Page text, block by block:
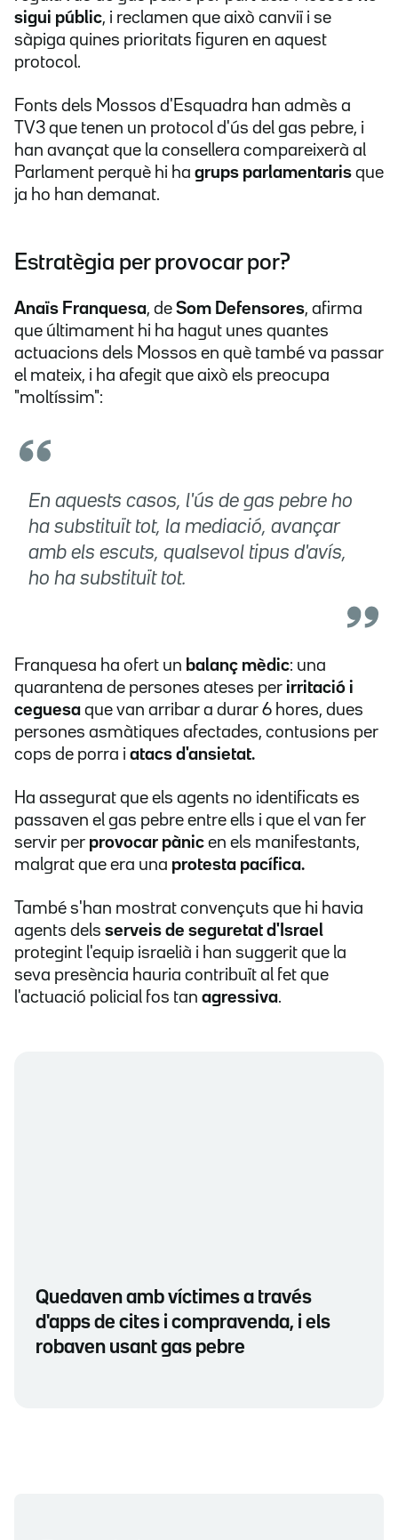
sigui públic, i reclamen que això canviï i se
sàpiga quines prioritats figuren en aquest
protocol.
Fonts dels Mossos d'Esquadra han admès a
TV3 que tenen un protocol d'ús del gas pebre, i
han avançat que la consellera compareixerà al
Parlament perquè hi ha grups parlamentaris que
ja ho han demanat.
Estratègia per provocar por?
Anaïs Franquesa, de Som Defensores, afirma
que últimament hi ha hagut unes quantes
actuacions dels Mossos en què també va passar
el mateix, i ha afegit que això els preocupa
"moltíssim":
En aquests casos, l'ús de gas pebre ho
ha substituït tot, la mediació, avançar
amb els escuts, qualsevol tipus d'avís,
ho ha substituït tot.
Franquesa ha ofert un balanç mèdic: una
quarantena de persones ateses per irritació i
ceguesa que van arribar a durar 6 hores, dues
persones asmàtiques afectades, contusions per
cops de porra i atacs d'ansietat.
Ha assegurat que els agents no identificats es
passaven el gas pebre entre ells i que el van fer
servir per provocar pànic en els manifestants,
malgrat que era una protesta pacífica.
També s'han mostrat convençuts que hi havia
agents dels serveis de seguretat d'Israel
protegint l'equip israelià i han suggerit que la
seva presència hauria contribuït al fet que
l'actuació policial fos tan agressiva.
Quedaven amb víctimes a través
d'apps de cites i compravenda, i els
robaven usant gas pebre